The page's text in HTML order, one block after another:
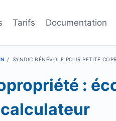
Tarifs Documentation
/ SYNDIC BÉNÉVOLE POUR PETITE
:
calculateur